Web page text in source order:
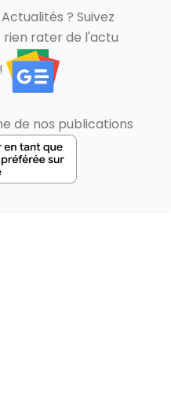
? Suivez
rien rater de l'actu
de nos publications